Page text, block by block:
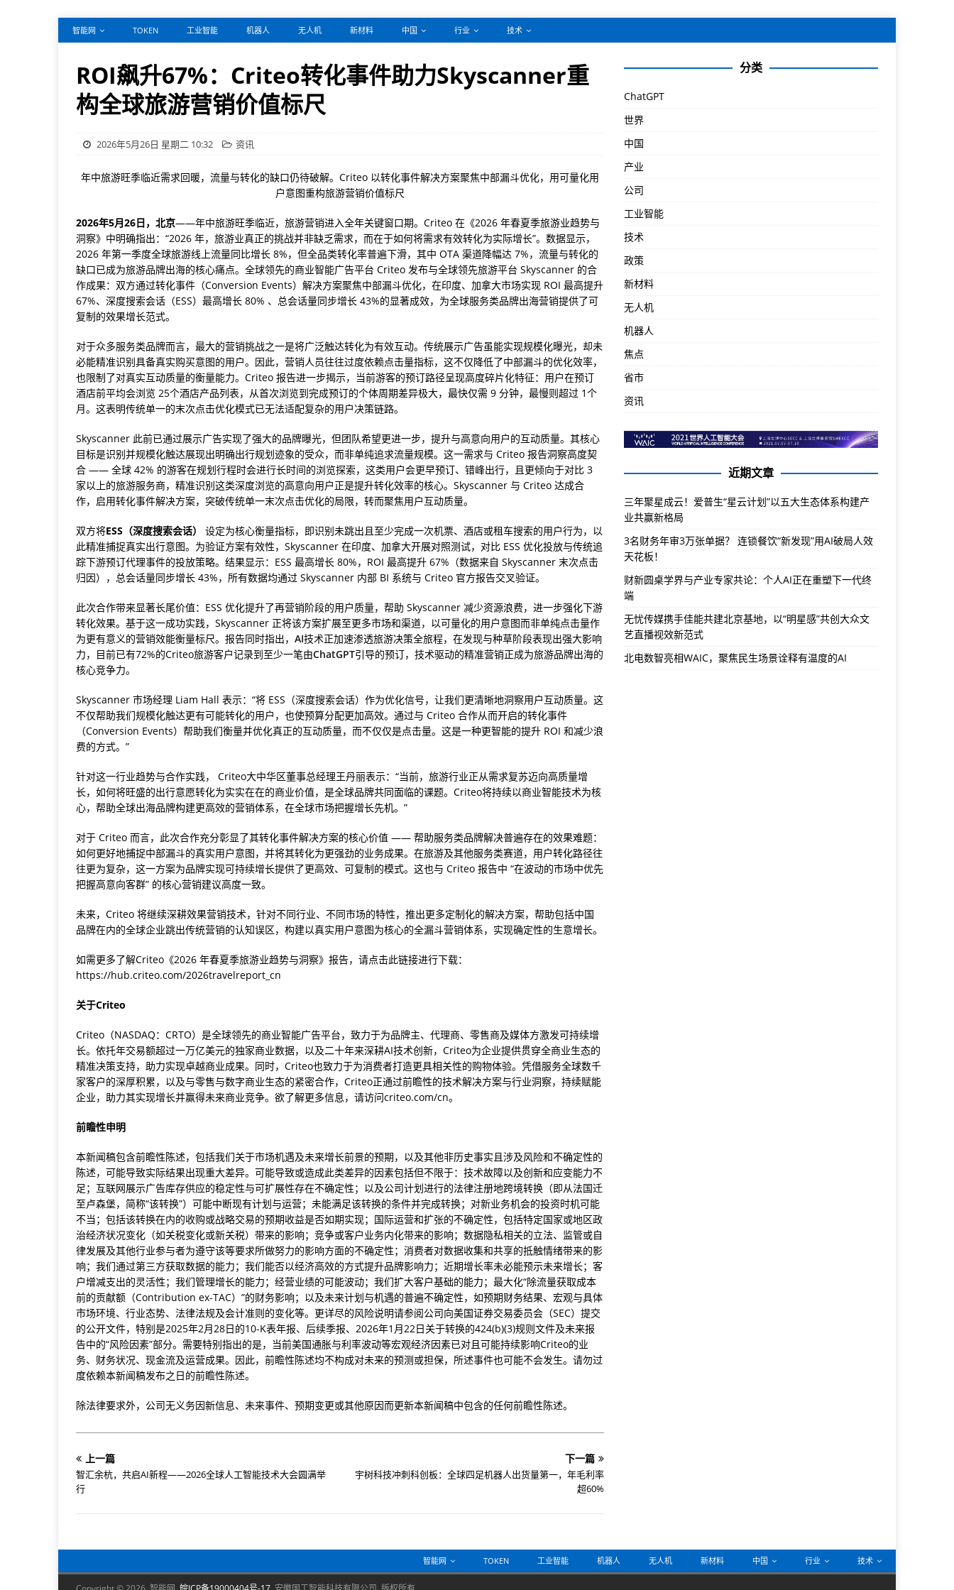
智能网 TOKEN 工业智能 机器人 无人机 新材料 中国 行业 技术
ROI飙升67%：Criteo转化事件助力Skyscanner重
构全球旅游营销价值标尺
2026年5月26日 星期二 10:32 资讯
年中旅游旺季临近需求回暖，流量与转化的缺口仍待破解。Criteo 以转化事件解决方案聚焦中部漏斗优化，用可量化用
户意图重构旅游营销价值标尺
2026年5月26日，北京——年中旅游旺季临近，旅游营销进入全年关键窗口期。Criteo 在《2026 年春夏季旅游业趋势与
洞察》中明确指出：“2026 年，旅游业真正的挑战并非缺乏需求，而在于如何将需求有效转化为实际增长”。数据显示，
2026 年第一季度全球旅游线上流量同比增长 8%，但全品类转化率普遍下滑，其中 OTA 渠道降幅达 7%，流量与转化的
缺口已成为旅游品牌出海的核心痛点。全球领先的商业智能广告平台 Criteo 发布与全球领先旅游平台 Skyscanner 的合
作成果：双方通过转化事件（Conversion Events）解决方案聚焦中部漏斗优化，在印度、加拿大市场实现 ROI 最高提升
67%、深度搜索会话（ESS）最高增长 80% 、总会话量同步增长 43%的显著成效，为全球服务类品牌出海营销提供了可
复制的效果增长范式。
对于众多服务类品牌而言，最大的营销挑战之一是将广泛触达转化为有效互动。传统展示广告虽能实现规模化曝光，却未
必能精准识别具备真实购买意图的用户。因此，营销人员往往过度依赖点击量指标，这不仅降低了中部漏斗的优化效率，
也限制了对真实互动质量的衡量能力。Criteo 报告进一步揭示，当前游客的预订路径呈现高度碎片化特征：用户在预订
酒店前平均会浏览 25个酒店产品列表，从首次浏览到完成预订的个体周期差异极大，最快仅需 9 分钟，最慢则超过 1个
月。这表明传统单一的末次点击优化模式已无法适配复杂的用户决策链路。
Skyscanner 此前已通过展示广告实现了强大的品牌曝光，但团队希望更进一步，提升与高意向用户的互动质量。其核心
目标是识别并规模化触达展现出明确出行规划迹象的受众，而非单纯追求流量规模。这一需求与 Criteo 报告洞察高度契
合 —— 全球 42% 的游客在规划行程时会进行长时间的浏览探索，这类用户会更早预订、错峰出行，且更倾向于对比 3
家以上的旅游服务商，精准识别这类深度浏览的高意向用户正是提升转化效率的核心。Skyscanner 与 Criteo 达成合
作，启用转化事件解决方案，突破传统单一末次点击优化的局限，转而聚焦用户互动质量。
双方将ESS （深度搜索会话）
设定为核心衡量指标，即识别未跳出且至少完成一次机票、酒店或租车搜索的用户行为，以
此精准捕捉真实出行意图。为验证方案有效性，Skyscanner 在印度、加拿大开展对照测试，对比 ESS 优化投放与传统追
踪下游预订代理事件的投放策略。结果显示：ESS 最高增长 80%，ROI 最高提升 67%（数据来自 Skyscanner 末次点击
归因），总会话量同步增长 43%，所有数据均通过 Skyscanner 内部 BI 系统与 Criteo 官方报告交叉验证。
此次合作带来显著长尾价值：ESS 优化提升了再营销阶段的用户质量，帮助 Skyscanner 减少资源浪费，进一步强化下游
转化效果。基于这一成功实践，Skyscanner 正将该方案扩展至更多市场和渠道，以可量化的用户意图而非单纯点击量作
为更有意义的营销效能衡量标尺。报告同时指出， AI技术正加速渗透旅游决策全旅程，在发现与种草阶段表现出强大影响
力，目前已有72%的Criteo旅游客户记录到至少一笔由ChatGPT引导的预订，技术驱动的精准营销正成为旅游品牌出海的
核心竞争力。
Skyscanner 市场经理 Liam Hall 表示：“将 ESS（深度搜索会话）作为优化信号，让我们更清晰地洞察用户互动质量。这
不仅帮助我们规模化触达更有可能转化的用户，也使预算分配更加高效。通过与 Criteo 合作从而开启的转化事件
（Conversion Events）帮助我们衡量并优化真正的互动质量，而不仅仅是点击量。这是一种更智能的提升 ROI 和减少浪
费的方式。”
针对这一行业趋势与合作实践， Criteo大中华区董事总经理王丹丽表示：“当前，旅游行业正从需求复苏迈向高质量增
长，如何将旺盛的出行意愿转化为实实在在的商业价值，是全球品牌共同面临的课题。Criteo将持续以商业智能技术为核
心，帮助全球出海品牌构建更高效的营销体系，在全球市场把握增长先机。”
对于 Criteo 而言，此次合作充分彰显了其转化事件解决方案的核心价值 —— 帮助服务类品牌解决普遍存在的效果难题：
如何更好地捕捉中部漏斗的真实用户意图，并将其转化为更强劲的业务成果。在旅游及其他服务类赛道，用户转化路径往
往更为复杂，这一方案为品牌实现可持续增长提供了更高效、可复制的模式。这也与 Criteo 报告中 “在波动的市场中优先
把握高意向客群” 的核心营销建议高度一致。
未来，Criteo 将继续深耕效果营销技术，针对不同行业、不同市场的特性，推出更多定制化的解决方案，帮助包括中国
品牌在内的全球企业跳出传统营销的认知误区，构建以真实用户意图为核心的全漏斗营销体系，实现确定性的生意增长。
如需更多了解Criteo《2026 年春夏季旅游业趋势与洞察》报告，请点击此链接进行下载：
https://hub.criteo.com/2026travelreport_cn
关于Criteo
Criteo（NASDAQ：CRTO）是全球领先的商业智能广告平台，致力于为品牌主、代理商、零售商及媒体方激发可持续增
长。依托年交易额超过一万亿美元的独家商业数据，以及二十年来深耕AI技术创新，Criteo为企业提供贯穿全商业生态的
精准决策支持，助力实现卓越商业成果。同时，Criteo也致力于为消费者打造更具相关性的购物体验。凭借服务全球数千
家客户的深厚积累，以及与零售与数字商业生态的紧密合作，Criteo正通过前瞻性的技术解决方案与行业洞察，持续赋能
企业，助力其实现增长并赢得未来商业竞争。欲了解更多信息，请访问criteo.com/cn。
前瞻性申明
本新闻稿包含前瞻性陈述，包括我们关于市场机遇及未来增长前景的预期，以及其他非历史事实且涉及风险和不确定性的
陈述，可能导致实际结果出现重大差异。可能导致或造成此类差异的因素包括但不限于：技术故障以及创新和应变能力不
足；互联网展示广告库存供应的稳定性与可扩展性存在不确定性；以及公司计划进行的法律注册地跨境转换（即从法国迁
至卢森堡，简称“该转换”）可能中断现有计划与运营；未能满足该转换的条件并完成转换；对新业务机会的投资时机可能
不当；包括该转换在内的收购或战略交易的预期收益是否如期实现；国际运营和扩张的不确定性，包括特定国家或地区政
治经济状况变化（如关税变化或新关税）带来的影响；竞争或客户业务内化带来的影响；数据隐私相关的立法、监管或自
律发展及其他行业参与者为遵守该等要求所做努力的影响方面的不确定性；消费者对数据收集和共享的抵触情绪带来的影
响；我们通过第三方获取数据的能力；我们能否以经济高效的方式提升品牌影响力；近期增长率未必能预示未来增长；客
户增减支出的灵活性；我们管理增长的能力；经营业绩的可能波动；我们扩大客户基础的能力；最大化“除流量获取成本
前的贡献额（Contribution ex-TAC）”的财务影响；以及未来计划与机遇的普遍不确定性，如预期财务结果、宏观与具体
市场环境、行业态势、法律法规及会计准则的变化等。更详尽的风险说明请参阅公司向美国证券交易委员会（SEC）提交
的公开文件，特别是2025年2月28日的10-K表年报、后续季报、2026年1月22日关于转换的424(b)(3)规则文件及未来报
告中的“风险因素”部分。需要特别指出的是，当前美国通胀与利率波动等宏观经济因素已对且可能持续影响Criteo的业
务、财务状况、现金流及运营成果。因此，前瞻性陈述均不构成对未来的预测或担保，所述事件也可能不会发生。请勿过
度依赖本新闻稿发布之日的前瞻性陈述。
除法律要求外，公司无义务因新信息、未来事件、预期变更或其他原因而更新本新闻稿中包含的任何前瞻性陈述。
上一篇
智汇余杭，共启AI新程——2026全球人工智能技术大会圆满举
行
下一篇
宇树科技冲刺科创板：全球四足机器人出货量第一，年毛利率
超60%
分类
ChatGPT
世界
中国
产业
公司
工业智能
技术
政策
新材料
无人机
机器人
焦点
省市
资讯
近期文章
三年聚星成云！爱普生“星云计划”以五大生态体系构建产
业共赢新格局
3名财务年审3万张单据？ 连锁餐饮“新发现”用AI破局人效
天花板！
财新圆桌学界与产业专家共论：个人AI正在重塑下一代终
端
无忧传媒携手佳能共建北京基地，以“明星感”共创大众文
艺直播视效新范式
北电数智亮相WAIC，聚焦民生场景诠释有温度的AI
智能网 TOKEN 工业智能 机器人 无人机 新材料 中国 行业 技术